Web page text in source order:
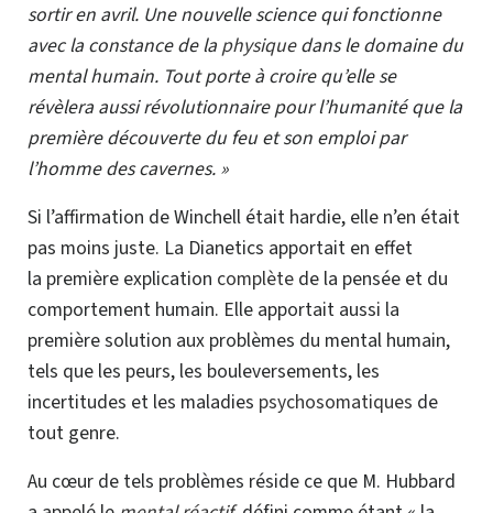
sortir en avril. Une nouvelle science qui fonctionne
avec la constance de la physiquedans le domaine du
mental humain. Tout porte à croire qu’elle se
révèlera aussi révolutionnaire pour l’humanité que la
première découverte du feu et son emploi par
l’homme des cavernes. »
Si l’affirmation de Winchell était hardie, elle n’en était
pas moins juste. La Dianetics apportait en effet
la première explication complète de la pensée et du
comportement humain. Elle apportait aussi la
premièresolution aux problèmes du mental humain,
tels que les peurs, les bouleversements, les
incertitudes et les maladies psychosomatiques de
tout genre.
Au cœur de tels problèmes réside ce que M. Hubbard